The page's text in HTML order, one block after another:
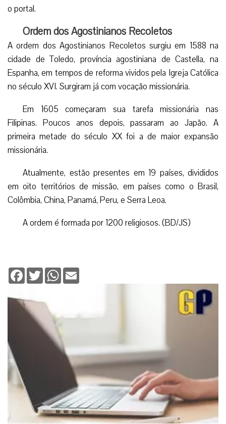
o portal.
Ordem dos Agostinianos Recoletos
A ordem dos Agostinianos Recoletos surgiu em 1588 na
cidade de Toledo, província agostiniana de Castella, na
Espanha, em tempos de reforma vividos pela Igreja Católica
no século XVI. Surgiram já com vocação missionária.
Em 1605 começaram sua tarefa missionária nas
Filipinas. Poucos anos depois, passaram ao Japão. A
primeira metade do século XX foi a de maior expansão
missionária.
Atualmente, estão presentes em 19 países, divididos
em oito territórios de missão, em países como o Brasil,
Colômbia, China, Panamá, Peru, e Serra Leoa.
A ordem é formada por 1200 religiosos. (BD/JS)
Facebook
TwitterWhatsApp